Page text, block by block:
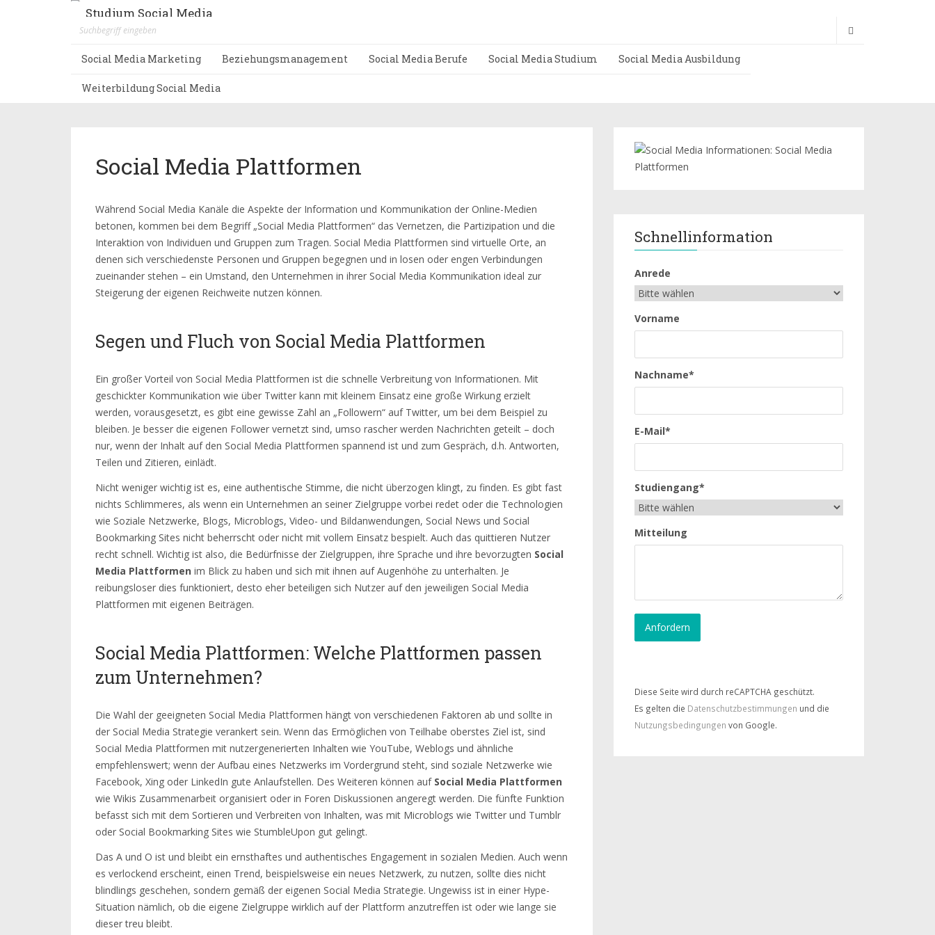
Studium Social Media
Social Media Marketing Beziehungsmanagement Social Media Berufe Social Media Studium Social Media Ausbildung
Weiterbildung Social Media
Social Media Plattformen
Während Social Media Kanäle die Aspekte der Information und Kommunikation der Online-Medien
betonen, kommen bei dem Begriff „Social Media Plattformen“ das Vernetzen, die Partizipation und die
Interaktion von Individuen und Gruppen zum Tragen. Social Media Plattformen sind virtuelle Orte, an
denen sich verschiedenste Personen und Gruppen begegnen und in losen oder engen Verbindungen
zueinander stehen – ein Umstand, den Unternehmen in ihrer Social Media Kommunikation ideal zur
Steigerung der eigenen Reichweite nutzen können.
Segen und Fluch von Social Media Plattformen
Ein großer Vorteil von Social Media Plattformen ist die schnelle Verbreitung von Informationen. Mit
geschickter Kommunikation wie über Twitter kann mit kleinem Einsatz eine große Wirkung erzielt
werden, vorausgesetzt, es gibt eine gewisse Zahl an „Followern“ auf Twitter, um bei dem Beispiel zu
bleiben. Je besser die eigenen Follower vernetzt sind, umso rascher werden Nachrichten geteilt – doch
nur, wenn der Inhalt auf den Social Media Plattformen spannend ist und zum Gespräch, d.h. Antworten,
Teilen und Zitieren, einlädt.
Nicht weniger wichtig ist es, eine authentische Stimme, die nicht überzogen klingt, zu finden. Es gibt fast
nichts Schlimmeres, als wenn ein Unternehmen an seiner Zielgruppe vorbei redet oder die Technologien
wie Soziale Netzwerke, Blogs, Microblogs, Video- und Bildanwendungen, Social News und Social
Bookmarking Sites nicht beherrscht oder nicht mit vollem Einsatz bespielt. Auch das quittieren Nutzer
recht schnell. Wichtig ist also, die Bedürfnisse der Zielgruppen, ihre Sprache und ihre bevorzugten Social
Media Plattformen im Blick zu haben und sich mit ihnen auf Augenhöhe zu unterhalten. Je
reibungsloser dies funktioniert, desto eher beteiligen sich Nutzer auf den jeweiligen Social Media
Plattformen mit eigenen Beiträgen.
Social Media Plattformen: Welche Plattformen passen
zum Unternehmen?
Die Wahl der geeigneten Social Media Plattformen hängt von verschiedenen Faktoren ab und sollte in
der Social Media Strategie verankert sein. Wenn das Ermöglichen von Teilhabe oberstes Ziel ist, sind
Social Media Plattformen mit nutzergenerierten Inhalten wie YouTube, Weblogs und ähnliche
empfehlenswert; wenn der Aufbau eines Netzwerks im Vordergrund steht, sind soziale Netzwerke wie
Facebook, Xing oder LinkedIn gute Anlaufstellen. Des Weiteren können auf Social Media Plattformen
wie Wikis Zusammenarbeit organisiert oder in Foren Diskussionen angeregt werden. Die fünfte Funktion
befasst sich mit dem Sortieren und Verbreiten von Inhalten, was mit Microblogs wie Twitter und Tumblr
oder Social Bookmarking Sites wie StumbleUpon gut gelingt.
Das A und O ist und bleibt ein ernsthaftes und authentisches Engagement in sozialen Medien. Auch wenn
es verlockend erscheint, einen Trend, beispielsweise ein neues Netzwerk, zu nutzen, sollte dies nicht
blindlings geschehen, sondern gemäß der eigenen Social Media Strategie. Ungewiss ist in einer Hype-
Situation nämlich, ob die eigene Zielgruppe wirklich auf der Plattform anzutreffen ist oder wie lange sie
dieser treu bleibt.
Schnellinformation
Anrede
Vorname
Nachname*
E-Mail*
Studiengang*
Mitteilung
Diese Seite wird durch reCAPTCHA geschützt.
Es gelten die Datenschutzbestimmungen und die
Nutzungsbedingungen von Google.